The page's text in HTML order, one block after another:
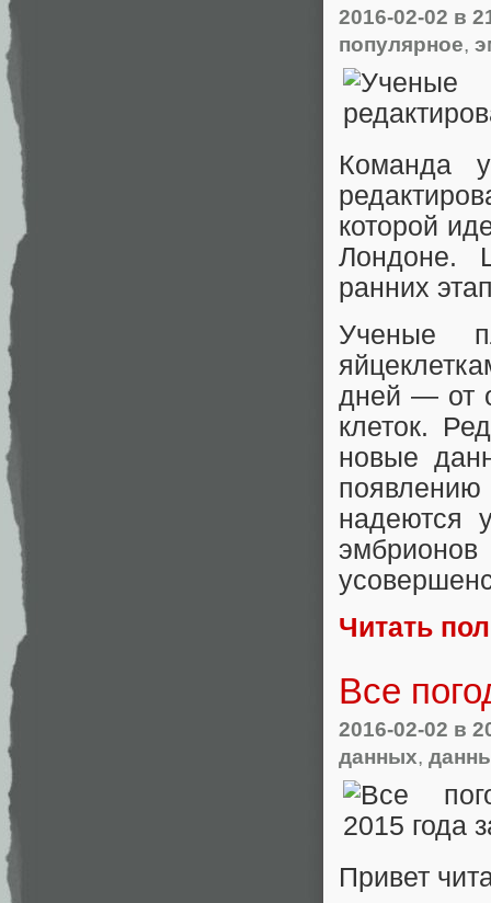
2016-02-02 в
популярное,
Команда
которой
Лондоне.
ранних
Ученые
дней — от
клеток.
новые
надеются
Читать
Все
2016-02-02 в
данных,
Привет